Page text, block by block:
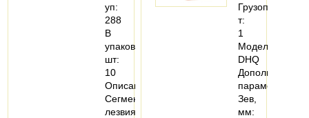
уп:
288
В
упаковке,
шт:
10
Описание:
Сегментированные
лезвия
т:
1
Модель:
DHQ
параметры
Зев,
мм: